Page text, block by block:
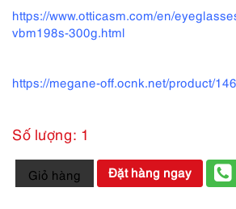
https://www.otticasm.com/en/
vbm198s-300g.html
https://megane-off.ocnk.net/product/
Số lượng: 1
5503-
Gọng
Giỏ hàng Đặt hàng ngay